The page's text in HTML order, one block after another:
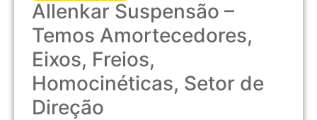
Allenkar Suspensão –
Temos Amortecedores,
Eixos, Freios,
Homocinéticas, Setor de
Direção